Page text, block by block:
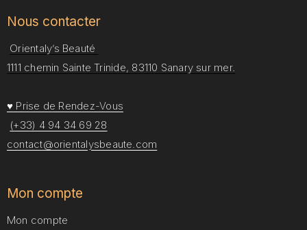
Nous contacter
Orientaly’s Beauté
1111 chemin Sainte Trinide, 83110 Sanary sur mer.
♥ Prise de Rendez-Vous
(+33) 4 94 34 69 28
contact@orientalysbeaute.com
Mon compte
Mon compte